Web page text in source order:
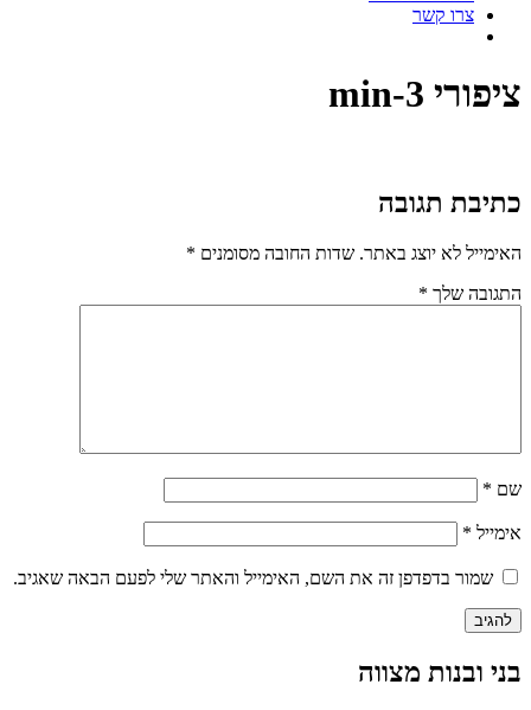
צרו קשר
ציפורי 3-min
כתיבת תגובה
האימייל לא יוצג באתר. שדות החובה מסומנים *
התגובה שלך *
שם *
אימייל *
שמור בדפדפן זה את השם, האימייל והאתר שלי לפעם הבאה שאגיב.
בני ובנות מצווה